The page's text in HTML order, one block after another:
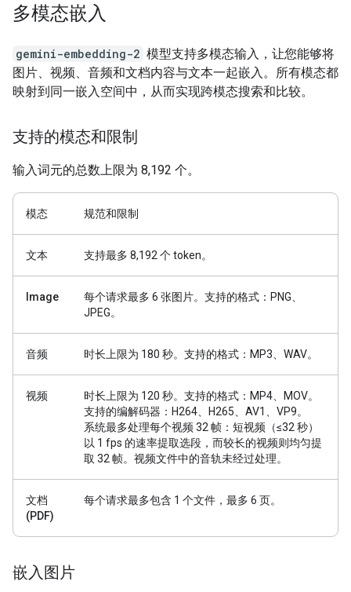
多模态嵌入
gemini-embedding-2 模型支持多模态输入，让您能够将
图片、视频、音频和文档内容与文本一起嵌入。所有模态都
映射到同一嵌入空间中，从而实现跨模态搜索和比较。
支持的模态和限制
输入词元的总数上限为 8,192 个。
模态 规范和限制
文本 支持最多 8,192 个 token。
Image
每个请求最多 6 张图片。支持的格式：PNG、
JPEG。
音频 时长上限为 180 秒。支持的格式：MP3、WAV。
视频
时长上限为 120 秒。支持的格式：MP4、MOV。
支持的编解码器：H264、H265、AV1、VP9。
系统最多处理每个视频 32 帧：短视频（≤32 秒）
以 1 fps 的速率提取选段，而较长的视频则均匀提
取 32 帧。视频文件中的音轨未经过处理。
文档
(PDF)
每个请求最多包含 1 个文件，最多 6 页。
嵌入图片